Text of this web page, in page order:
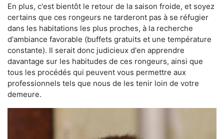
En plus, c'est bientôt le retour de la saison froide, et soyez
certains que ces rongeurs ne tarderont pas à se réfugier
dans les habitations les plus proches, à la recherche
d'ambiance favorable (buffets gratuits et une température
constante). Il serait donc judicieux d'en apprendre
davantage sur les habitudes de ces rongeurs, ainsi que
tous les procédés qui peuvent vous permettre aux
professionnels tels que nous de les tenir loin de votre
demeure.